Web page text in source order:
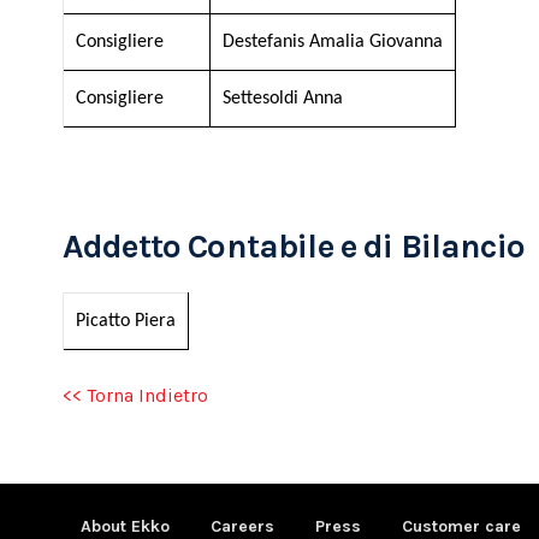
Consigliere Destefanis Amalia Giovanna
Consigliere Settesoldi Anna
Addetto Contabile e di Bilancio
Picatto Piera
<< Torna Indietro
About Ekko Careers Press Customer care